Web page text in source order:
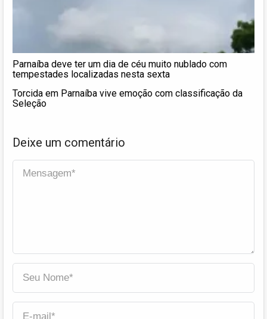
Parnaíba deve ter um dia de céu muito nublado com
tempestades localizadas nesta sexta
Torcida em Parnaíba vive emoção com classificação da
Seleção
Deixe um comentário